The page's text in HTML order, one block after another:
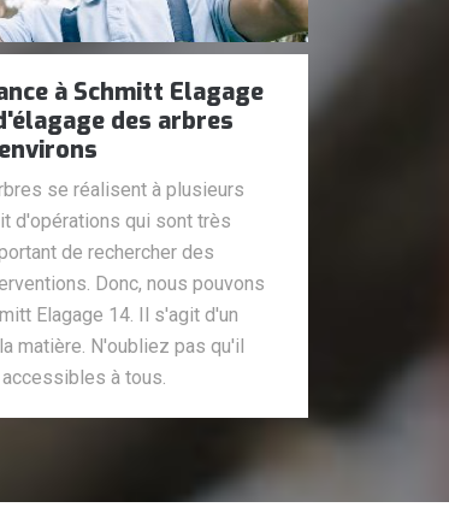
à Schmitt Elagage
des arbres
se réalisent à plusieurs
d'opérations qui sont très
de rechercher des
Donc, nous pouvons
Elagage 14. Il s'agit d'un
matière. N'oubliez pas qu'il
à tous.